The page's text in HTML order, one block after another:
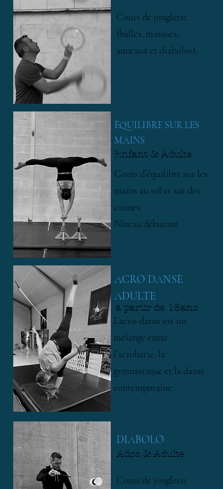
Cours de jonglerie
(balles, massues,
anneaux et diabolos).
​ÉQUILIBRE SUR LES
MAINS
Enfant & Adulte
Cours d’équilibre sur les
mains au sol et sur des
cannes.
Niveau débutant
ACRO DANSE
ADULTE
L’acro-danse est un
mélange entre
l’acrobatie, la
gymnastique et la danse
contemporaine.
à partir de 18ans
Ados & Adulte
DIABOLO
Cours de jonglerie